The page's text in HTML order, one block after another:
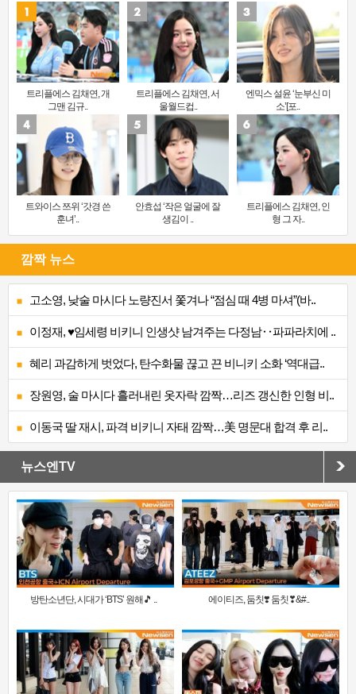
트리플에스 김채연, 개
그맨 김규..
트리플에스 김채연, 서
울월드컵..
엔믹스 설윤 ‘눈부신 미
소’[포..
트와이스 쯔위 ‘갓경 쓴
훈녀’..
안효섭 ‘작은 얼굴에 잘
생김이 ..
트리플에스 김채연, 인
형 그 자..
깜짝 뉴스
고소영, 낮술 마시다 노량진서 쫓겨나 “점심 때 4병 마셔”(바..
이정재, ♥임세령 비키니 인생샷 남겨주는 다정남‥파파라치에 ..
혜리 과감하게 벗었다, 탄수화물 끊고 끈 비니키 소화 ‘역대급..
장원영, 술 마시다 흘러내린 옷자락 깜짝…리즈 갱신한 인형 비..
이동국 딸 재시, 파격 비키니 자태 깜짝…美 명문대 합격 후 리..
뉴스엔TV
방탄소년단, 시대가 ‘BTS’ 원해🎵 .. 에이티즈, 둠칫❣️ 둠칫❣&#..